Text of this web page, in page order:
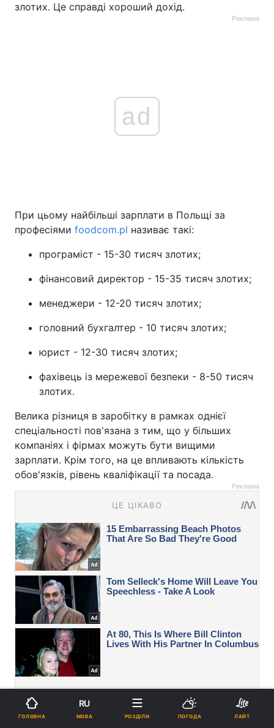
злотих. Це справді хороший дохід.
Реклама
ad
При цьому найбільші зарплати в Польщі за
професіями foodcom.pl називає такі:
програміст - 15-30 тисяч злотих;
фінансовий директор - 15-35 тисяч злотих;
менеджери - 12-20 тисяч злотих;
головний бухгалтер - 10 тисяч злотих;
юрист - 12-30 тисяч злотих;
фахівець із мережевої безпеки - 8-50 тисяч
злотих.
Велика різниця в заробітку в рамках однієї
спеціальності пов'язана з тим, що у більших
компаніях і фірмах можуть бути вищими
зарплати. Крім того, на це впливають кількість
обов'язків, рівень кваліфікації та посада.
Реклама
ГОЛОВНА
RU
МОВА РОЗДІЛИ ПОГОДА ЛАЙТ